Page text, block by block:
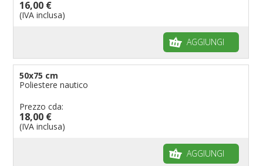
Bandiere per biciclette
Bandiere Palio
Bandiere per eventi religiosi
Bandiere per ambasciate
Bandiere per riserve naturali e parchi
16,00 €
(IVA inclusa)
AGGIUNGI
50x75 cm
Poliestere nautico
Prezzo cda:
18,00 €
(IVA inclusa)
AGGIUNGI